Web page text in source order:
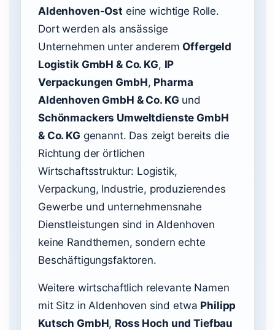
Aldenhoven-Ost eine wichtige Rolle.
Dort werden als ansässige
Unternehmen unter anderemOffergeld
Logistik GmbH & Co. KG, IP
Verpackungen GmbH, Pharma
Aldenhoven GmbH & Co. KG und
Schönmackers Umweltdienste GmbH
& Co. KG genannt. Das zeigt bereits die
Richtung der örtlichen
Wirtschaftsstruktur: Logistik,
Verpackung, Industrie, produzierendes
Gewerbe und unternehmensnahe
Dienstleistungen sind in Aldenhoven
keine Randthemen, sondern echte
Beschäftigungsfaktoren.
Weitere wirtschaftlich relevante Namen
mit Sitz in Aldenhoven sind etwa Philipp
Kutsch GmbH, Ross Hoch und Tiefbau